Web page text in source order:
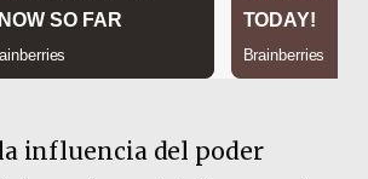
la influencia del poder